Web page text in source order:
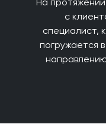
На
с
специалист,
погружается